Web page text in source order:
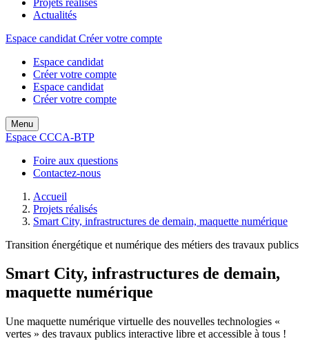
Actualités
Espace candidat Créer votre compte
Espace candidat
Créer votre compte
Espace candidat
Créer votre compte
Menu
Espace CCCA-BTP
Foire aux questions
Contactez-nous
Accueil
Projets réalisés
Smart City, infrastructures de demain, maquette numérique
Transition énergétique et numérique des métiers des travaux publics
Smart City, infrastructures de demain,
maquette numérique
Une maquette numérique virtuelle des nouvelles technologies «
vertes » des travaux publics interactive libre et accessible à tous !